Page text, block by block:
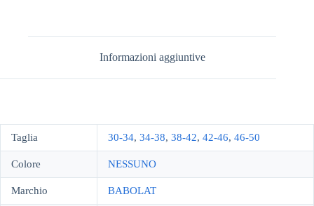
Informazioni aggiuntive
Taglia 30-34, 34-38, 38-42, 42-46, 46-50
Colore NESSUNO
Marchio BABOLAT